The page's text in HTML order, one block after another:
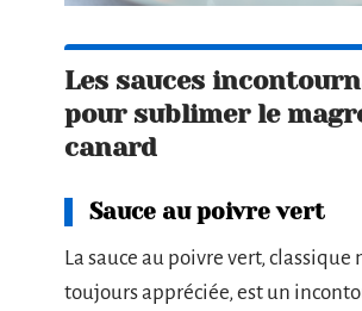
Les sauces
pour sublimer le
canard
Sauce au poivre vert
La sauce au poivre vert, classique
toujours appréciée, est un